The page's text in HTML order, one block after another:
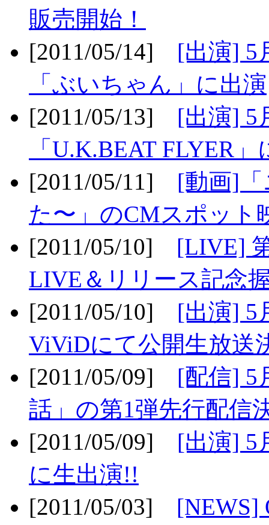
販売開始！
[2011/05/14] [出演] 5
「ぶいちゃん」に出演
[2011/05/13] [出演] 5
「U.K.BEAT FLYER
[2011/05/11] [動画]
た〜」のCMスポット
[2011/05/10] [LIVE]
LIVE＆リリース記念
[2011/05/10] [出演] 5
ViViDにて公開生放送
[2011/05/09] [配信] 5
話」の第1弾先行配信
[2011/05/09] [出演] 5
に生出演!!
[2011/05/03] [NEWS]